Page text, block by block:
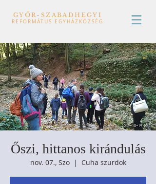
GYŐR-SZABADHEGYI
REFORMÁTUS EGYHÁZKÖZSÉG
Őszi, hittanos kirándulás
nov. 07., Szo
  |
Cuha szurdok